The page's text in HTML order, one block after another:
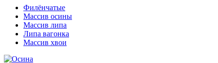
Филёнчатые
Массив осины
Массив липа
Липа вагонка
Массив хвои